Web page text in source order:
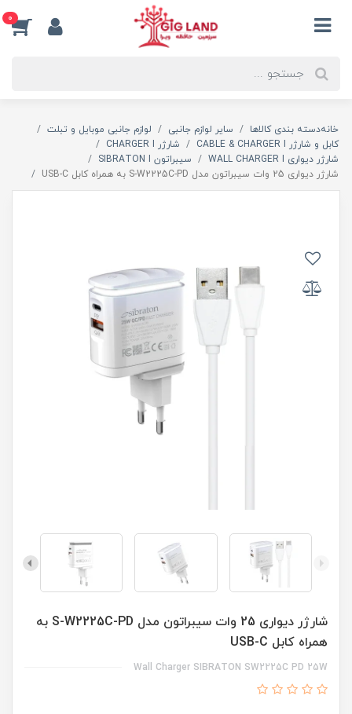
0
خانهدسته بندی کالاها سایر لوازم جانبی
لوازم جانبی موبایل و تبلت
کابل و شارژر CABLE & CHARGER I
شارژر CHARGER I
شارژر دیواری WALL CHARGER I
سیبراتون SIBRATON I
شارژر دیواری 25 وات سیبراتون مدل S-W2225C-PD به همراه کابل USB-C
شارژر دیواری 25 وات سیبراتون مدل S-W2225C-PD به
همراه کابل USB-C
Wall Charger SIBRATON SW2225C PD 25W